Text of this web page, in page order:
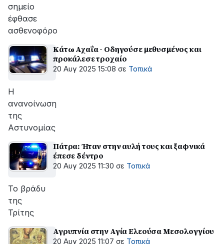
σημείο
έφθασε
ασθενοφόρο
Κάτω Αχαΐα - Οδηγούσε μεθυσμένος και
προκάλεσε τροχαίο
20 Αυγ 2025 15:08 σε Τοπικά
Η
ανανοίνωση
της
Αστυνομίας
Πάτρα: Ήταν στην αυλή τους και ξαφνικά
έπεσε δέντρο
20 Αυγ 2025 11:30 σε Τοπικά
Το βράδυ
της
Τρίτης
Αγρυπνία στην Αγία Ελεούσα Μεσολογγίου
20 Αυγ 2025 11:07 σε Τοπικά